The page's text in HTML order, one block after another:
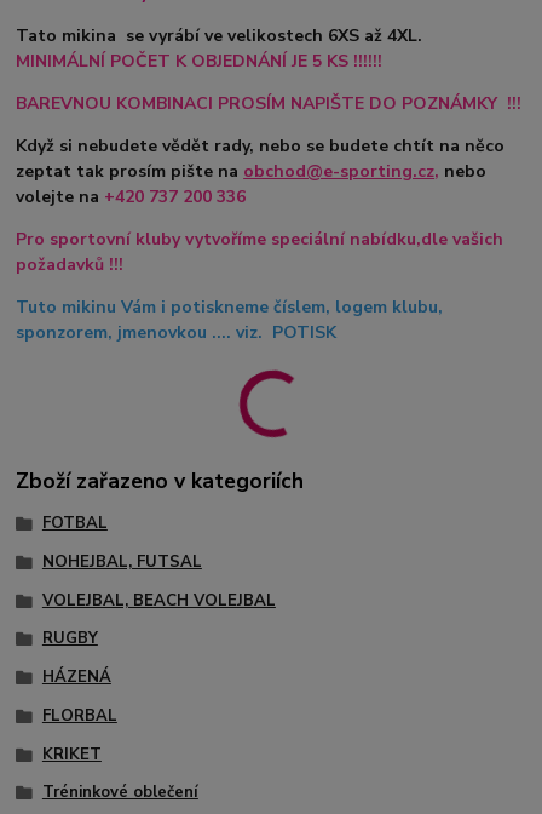
Tato mikina se vyrábí ve velikostech 6XS až 4XL.
MINIMÁLNÍ POČET K OBJEDNÁNÍ JE 5 KS !!!!!!
BAREVNOU KOMBINACI PROSÍM NAPIŠTE DO POZNÁMKY !!!
Když si nebudete vědět rady, nebo se budete chtít na něco
zeptat tak prosím pište na obchod@e-sporting.cz, nebo
volejte na +420 737 200 336
Pro sportovní kluby vytvoříme speciální nabídku,dle vašich
požadavků !!!
Tuto mikinu Vám i potiskneme číslem, logem klubu,
sponzorem, jmenovkou .... viz. POTISK
Zboží zařazeno v kategoriích
FOTBAL
NOHEJBAL, FUTSAL
VOLEJBAL, BEACH VOLEJBAL
RUGBY
HÁZENÁ
FLORBAL
KRIKET
Tréninkové oblečení